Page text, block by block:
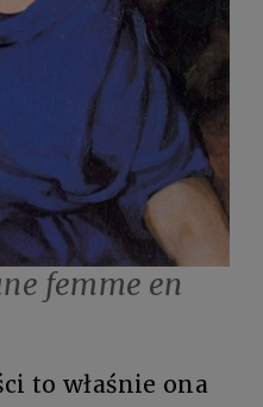
femme en
to właśnie ona